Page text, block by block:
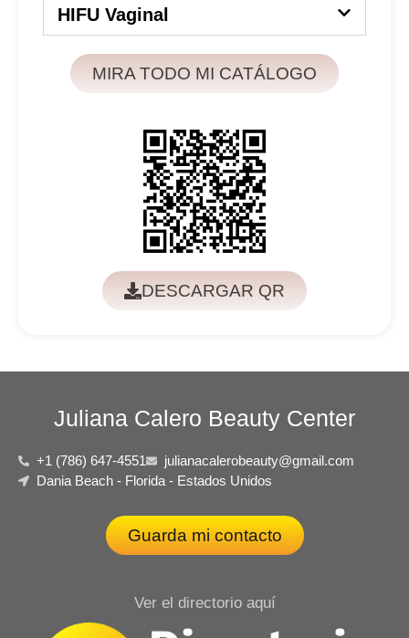
HIFU Vaginal
MIRA TODO MI CATÁLOGO
DESCARGAR QR
Juliana Calero Beauty Center
+1 (786) 647-4551
julianacalerobeauty@gmail.com
Dania Beach - Florida - Estados Unidos
Guarda mi contacto
Ver el directorio aquí